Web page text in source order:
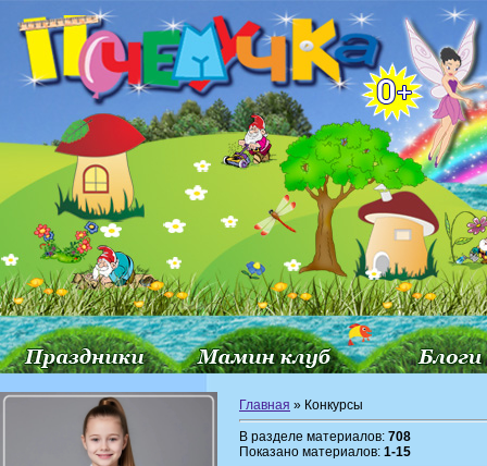
Главная » Конкурсы
В разделе материалов: 708
Показано материалов: 1-15